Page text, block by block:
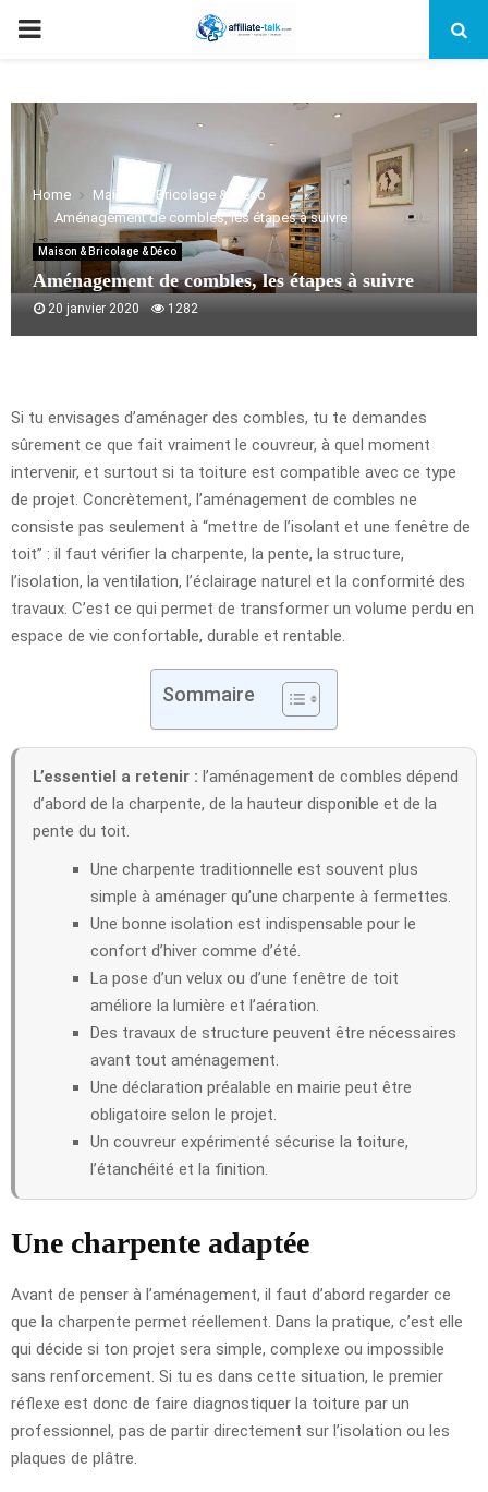
PRIMARY
Home
Maison & Bricolage & Déco
Aménagement de combles, les étapes à suivre
Maison & Bricolage & Déco
Aménagement de combles, les étapes à suivre
20 janvier 2020 1282
Si tu envisages d’aménager des combles, tu te demandes
sûrement ce que fait vraiment le couvreur, à quel moment
intervenir, et surtout si ta toiture est compatible avec ce type
de projet. Concrètement, l’aménagement de combles ne
consiste pas seulement à “mettre de l’isolant et une fenêtre de
toit” : il faut vérifier la charpente, la pente, la structure,
l’isolation, la ventilation, l’éclairage naturel et la conformité des
travaux. C’est ce qui permet de transformer un volume perdu en
espace de vie confortable, durable et rentable.
Sommaire
L’essentiel a retenir : l’aménagement de combles dépend
d’abord de la charpente, de la hauteur disponible et de la
pente du toit.
Une charpente traditionnelle est souvent plus
simple à aménager qu’une charpente à fermettes.
Une bonne isolation est indispensable pour le
confort d’hiver comme d’été.
La pose d’un velux ou d’une fenêtre de toit
améliore la lumière et l’aération.
Des travaux de structure peuvent être nécessaires
avant tout aménagement.
Une déclaration préalable en mairie peut être
obligatoire selon le projet.
Un couvreur expérimenté sécurise la toiture,
l’étanchéité et la finition.
Une charpente adaptée
Avant de penser à l’aménagement, il faut d’abord regarder ce
que la charpente permet réellement. Dans la pratique, c’est elle
qui décide si ton projet sera simple, complexe ou impossible
sans renforcement. Si tu es dans cette situation, le premier
réflexe est donc de faire diagnostiquer la toiture par un
professionnel, pas de partir directement sur l’isolation ou les
plaques de plâtre.